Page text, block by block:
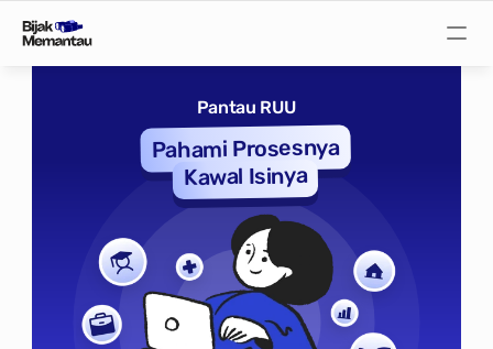
Pantau RUU
Pahami Prosesnya
Kawal Isinya
Pantau Pejabat